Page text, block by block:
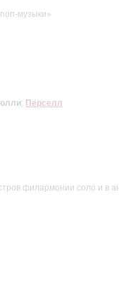
музыки»
; Пёрселл
филармонии соло и в